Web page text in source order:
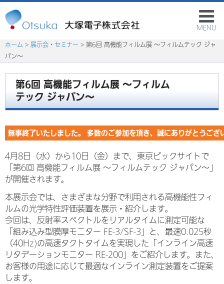
MENU
ホーム > 展示会・セミナー > 第6回 高機能フィルム展 ～フィルムテック ジャ
パン～
第6回 高機能フィルム展 ～フィルム
テック ジャパン～
無事終了いたしました。 多数のご参加を頂き、誠にありがとうござ
4月8日（水）から10日（金）まで、東京ビックサイトで
「第6回 高機能フィルム展 ～フィルムテック ジャパン～」
が開催されます。
本展示会では、さまざまな分野で利用される高機能性フィ
ルムの光学特性評価装置を展示・紹介します。
今回は、反射率スペクトルをリアルタイムに測定可能な
「組み込み型膜厚モニター FE-3/SF-3」と、最速0.025秒
（40Hz)の高速タクトタイムを実現した「インライン高速
リタデーションモニター RE-200」をご紹介します。また、
お客様の用途に応じて最適なインライン測定装置をご提案
します。